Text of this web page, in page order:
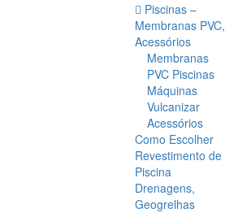
Piscinas –
Membranas PVC,
Acessórios
Membranas
PVC Piscinas
Máquinas
Vulcanizar
Acessórios
Como Escolher
Revestimento de
Piscina
Drenagens,
Geogrelhas